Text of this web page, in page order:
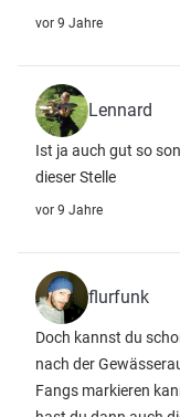
vor 9 Jahre
Lennard
Ist ja auch gut so
dieser Stelle
vor 9 Jahre
flurfunk
Doch kannst du
nach der
Fangs markieren